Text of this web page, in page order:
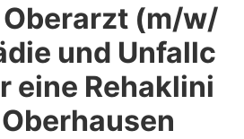
(m/w/
und Unfallc
eine Rehaklini